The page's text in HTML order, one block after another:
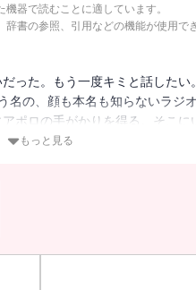
器で読むことに適しています。
書の参照、引用などの機能が使用で
った。もう一度キミと話した
名の、顔も本名も知らないラジ
ポロの手がかりを得る。そこに
を掴むため、4人それぞれの夢
もっと見る